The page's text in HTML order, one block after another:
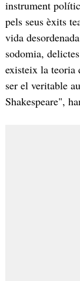
instrument
pels seus èxits
vida
sodomia,
existeix la teoria
ser el veritable
Shakespeare",